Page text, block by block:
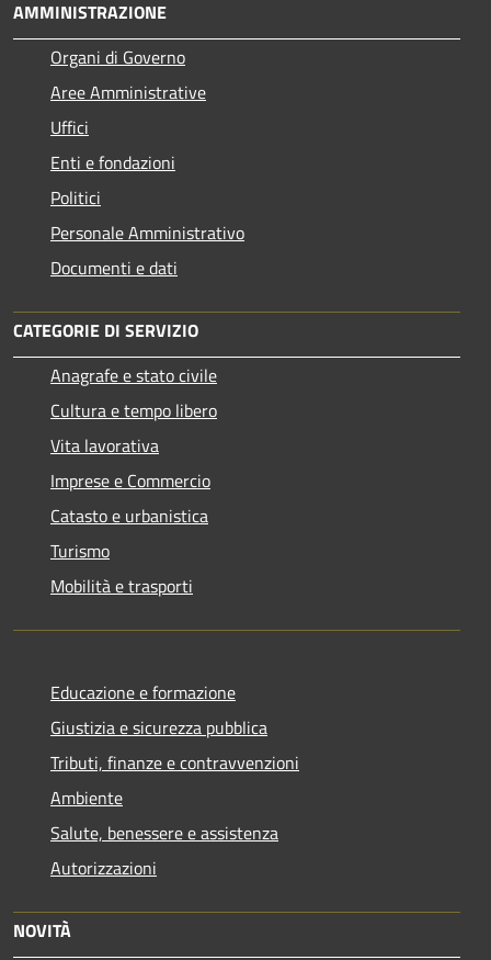
AMMINISTRAZIONE
Organi di Governo
Aree Amministrative
Uffici
Enti e fondazioni
Politici
Personale Amministrativo
Documenti e dati
CATEGORIE DI SERVIZIO
Anagrafe e stato civile
Cultura e tempo libero
Vita lavorativa
Imprese e Commercio
Catasto e urbanistica
Turismo
Mobilità e trasporti
Educazione e formazione
Giustizia e sicurezza pubblica
Tributi, finanze e contravvenzioni
Ambiente
Salute, benessere e assistenza
Autorizzazioni
NOVITÀ